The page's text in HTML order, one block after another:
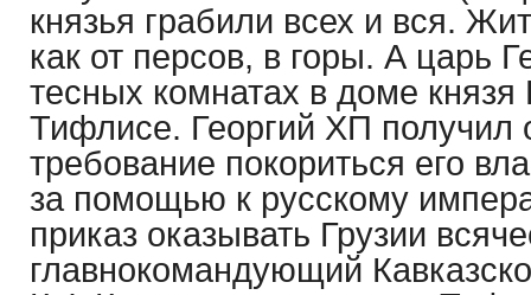
князья грабили всех и вся.
как от персов, в горы. А царь
тесных комнатах в доме князя
Тифлисе. Георгий ХП получил
требование покориться его
за помощью к русскому
приказ оказывать Грузии
главнокомандующий